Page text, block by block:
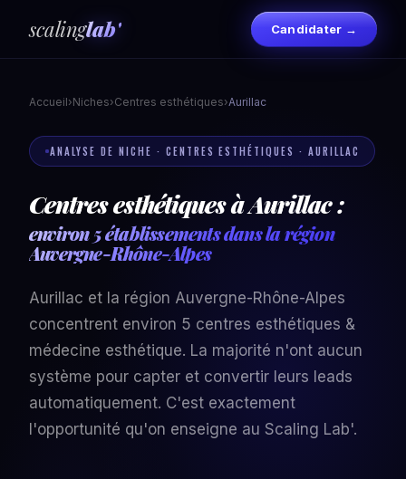
scalinglab' Candidater →
Accueil›Niches›Centres esthétiques›Aurillac
ANALYSE DE NICHE · CENTRES ESTHÉTIQUES · AURILLAC
Centres esthétiques à Aurillac :
environ 5 établissements dans la région
Auvergne-Rhône-Alpes
Aurillac et la région Auvergne-Rhône-Alpes
concentrent environ 5 centres esthétiques &
médecine esthétique. La majorité n'ont aucun
système pour capter et convertir leurs leads
automatiquement. C'est exactement
l'opportunité qu'on enseigne au Scaling Lab'.